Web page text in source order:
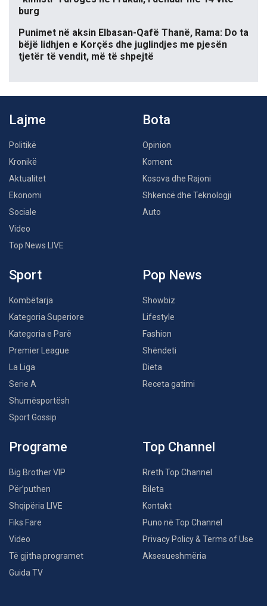
burg
Punimet në aksin Elbasan-Qafë Thanë, Rama: Do ta
bëjë lidhjen e Korçës dhe juglindjes me pjesën
tjetër të vendit, më të shpejtë
Lajme
Politikë
Kronikë
Aktualitet
Ekonomi
Sociale
Video
Top News LIVE
Bota
Opinion
Koment
Kosova dhe Rajoni
Shkencë dhe Teknologji
Auto
Sport
Kombëtarja
Kategoria Superiore
Kategoria e Parë
Premier League
La Liga
Serie A
Shumësportësh
Sport Gossip
Pop News
Showbiz
Lifestyle
Fashion
Shëndeti
Dieta
Receta gatimi
Programe
Big Brother VIP
Për’puthen
Shqipëria LIVE
Fiks Fare
Video
Të gjitha programet
Guida TV
Top Channel
Rreth Top Channel
Bileta
Kontakt
Puno në Top Channel
Privacy Policy & Terms of Use
Aksesueshmëria